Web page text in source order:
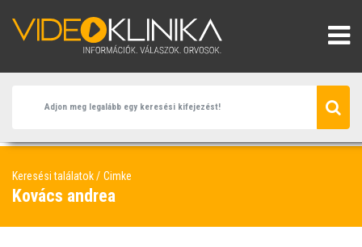
Keresési találatok Cimke
Kovács andrea